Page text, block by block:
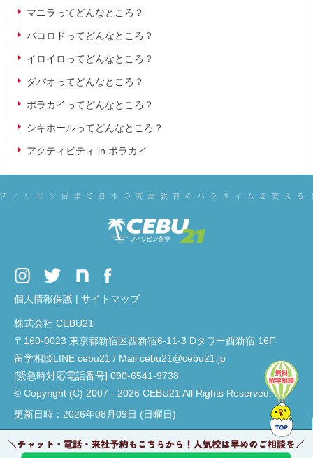
マニラってどんなところ？
バコロドってどんなところ？
イロイロってどんなところ？
ダバオってどんなところ？
ボラカイってどんなところ？
シキホールってどんなところ？
アクティビティ in ボラカイ
個人情報保護 | サイトマップ
株式会社 CEBU21
〒160-0023 東京都新宿区西新宿6-11-3 Dタワー西新宿 16F
留学相談LINE cebu21 / Mail cebu21@cebu21.jp
[緊急時対応電話番号] 090-6541-9738
© Copyright (C) 2007 - 2026 CEBU21 All Rights Reserved.
更新日時：2026年08月09日 (日曜日)